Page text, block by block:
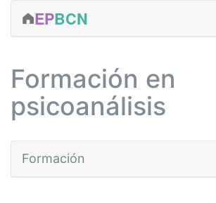
EPBCN
CLÍNICA
ACTIVIDADES
SERVICIOS
Formación en
psicoanálisis
Formación